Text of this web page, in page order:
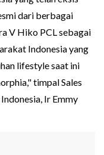
dari berbagai
V Hiko PCL sebagai
Indonesia yang
lifestyle saat ini
timpal Sales
Ir Emmy